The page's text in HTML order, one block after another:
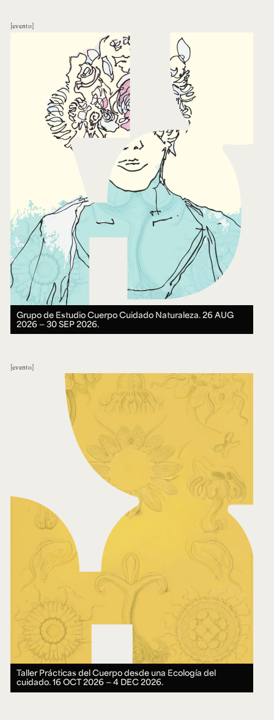
evento
Grupo de Estudio Cuerpo Cuidado Naturaleza.26 AUG
2026 ― 30 SEP 2026.
evento
Taller Prácticas del Cuerpo desde una Ecología del
cuidado.16 OCT 2026 ― 4 DEC 2026.